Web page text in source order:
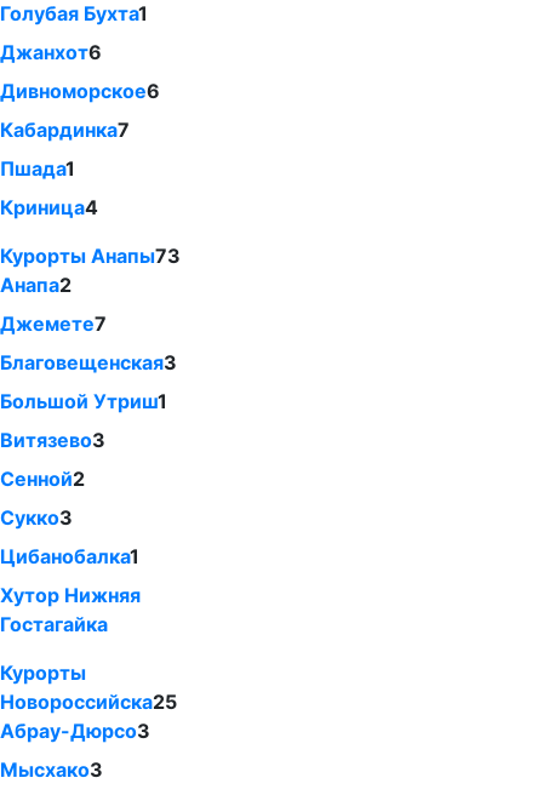
Голубая Бухта1
Джанхот6
Дивноморское6
Кабардинка7
Пшада1
Криница4
Курорты Анапы73
Анапа2
Джемете7
Благовещенская3
Большой Утриш1
Витязево3
Сенной2
Сукко3
Цибанобалка1
Хутор Нижняя
Гостагайка
Курорты
Новороссийска25
Абрау-Дюрсо3
Мысхако3